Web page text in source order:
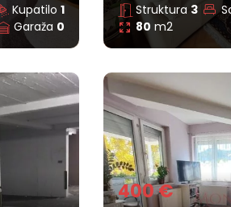
Kupatilo 1
Garaža 0
Struktura 3
80 m2
400 €